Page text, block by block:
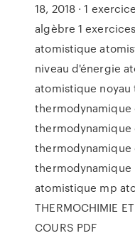
18, 2018 · 1
algèbre 1
atomistique
niveau d'énergie
atomistique
thermodynamique
atomistique mp
THERMOCHIMIE
COURS PDF